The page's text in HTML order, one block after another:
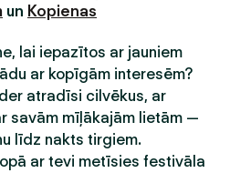
un Kopienas
lai iepazītos ar jauniem
ar kopīgām interesēm?
atradīsi cilvēkus, ar
savām mīļākajām lietām —
līdz nakts tirgiem.
ar tevi metīsies festivāla